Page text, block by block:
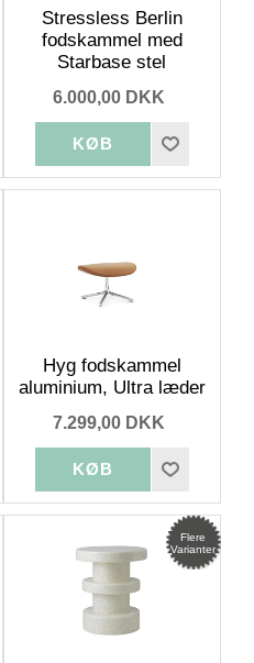
Stressless Berlin
fodskammel med
Starbase stel
6.000,00 DKK
Hyg fodskammel
aluminium, Ultra læder
7.299,00 DKK
Flere
Varianter